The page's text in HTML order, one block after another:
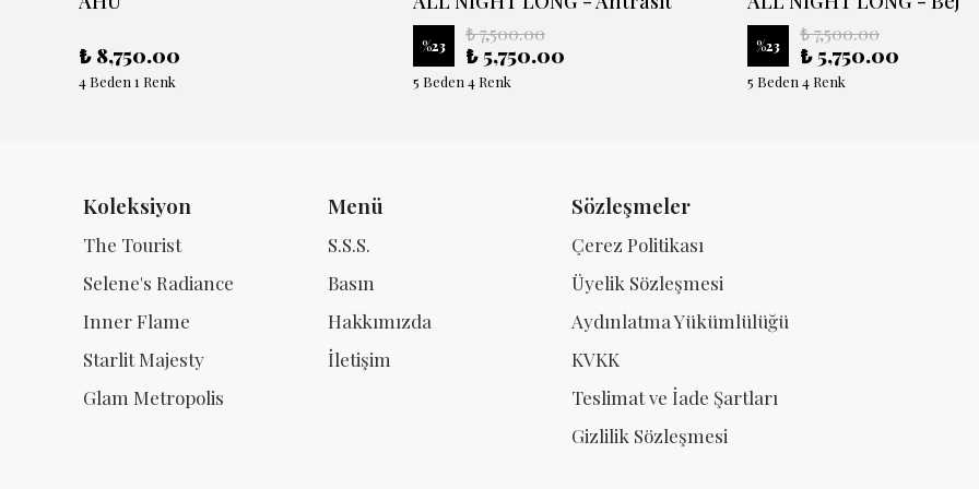
₺ 8,750.00
4 Beden 1 Renk
%23
₺ 7,500.00
₺ 5,750.00
5 Beden 4 Renk
%23
₺ 7,500.00
₺ 5,750.00
5 Beden 4 Renk
Koleksiyon
The Tourist
Selene's Radiance
Inner Flame
Starlit Majesty
Glam Metropolis
Menü
S.S.S.
Basın
Hakkımızda
İletişim
Sözleşmeler
Çerez Politikası
Üyelik Sözleşmesi
Aydınlatma Yükümlülüğü
KVKK
Teslimat ve İade Şartları
Gizlilik Sözleşmesi